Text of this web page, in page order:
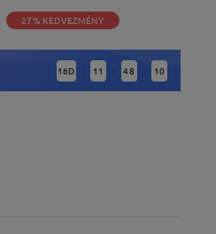
27% KEDVEZMÉNY
16D : 11 : 48 : 9